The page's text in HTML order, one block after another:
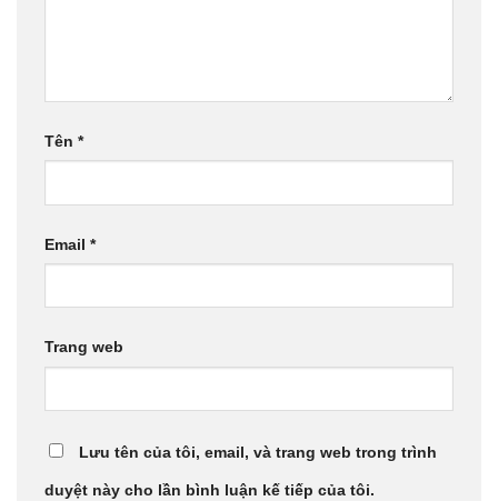
Tên *
Email *
Trang web
Lưu tên của tôi, email, và trang web trong trình
duyệt này cho lần bình luận kế tiếp của tôi.